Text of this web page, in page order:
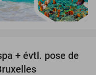
51%
+ évtl. pose de